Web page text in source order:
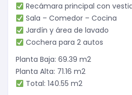
Recámara principal con
Sala – Comedor – Cocina
Jardín y área de lavado
Cochera para 2 autos
Planta Baja: 69.39 m2
Planta Alta: 71.16 m2
Total: 140.55 m2